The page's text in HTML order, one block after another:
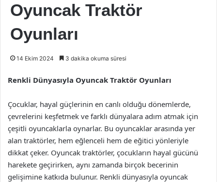
Oyuncak Traktör
Oyunları
14 Ekim 2024 3 dakika okuma süresi
Renkli Dünyasıyla Oyuncak Traktör Oyunları
Çocuklar, hayal güçlerinin en canlı olduğu dönemlerde,
çevrelerini keşfetmek ve farklı dünyalara adım atmak için
çeşitli oyuncaklarla oynarlar. Bu oyuncaklar arasında yer
alan traktörler, hem eğlenceli hem de eğitici yönleriyle
dikkat çeker. Oyuncak traktörler, çocukların hayal gücünü
harekete geçirirken, aynı zamanda birçok becerinin
gelişimine katkıda bulunur. Renkli dünyasıyla oyuncak